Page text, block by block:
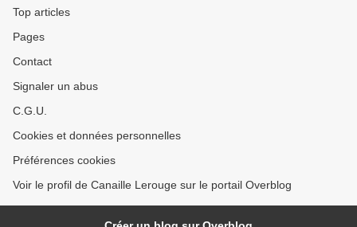
Top articles
Pages
Contact
Signaler un abus
C.G.U.
Cookies et données personnelles
Préférences cookies
Voir le profil de Canaille Lerouge sur le portail Overblog